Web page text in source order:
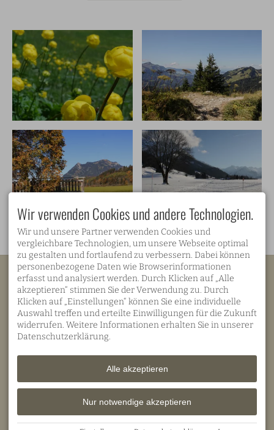
Mein Landhaus
Familie Rauch
Ortwanger Esch 2
D-87545 Burgberg
Telefon+49 8321 81206
info@mein-landhaus-
burgberg.de
Wir verwenden Cookies und andere Technologien.
Wir und unsere Partner verwenden Cookies und
vergleichbare Technologien, um unsere Webseite optimal
zu gestalten und fortlaufend zu verbessern. Dabei können
personenbezogene Daten wie Browserinformationen
erfasst und analysiert werden. Durch Klicken auf „Alle
akzeptieren“ stimmen Sie der Verwendung zu. Durch
Klicken auf „Einstellungen“ können Sie eine individuelle
Auswahl treffen und erteilte Einwilligungen für die Zukunft
widerrufen. Weitere Informationen erhalten Sie in unserer
Datenschutzerklärung.
Alle akzeptieren
Nur notwendige akzeptieren